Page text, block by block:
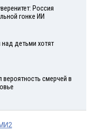
Россия
гонке ИИ
детьми хотят
вероятность смерчей в